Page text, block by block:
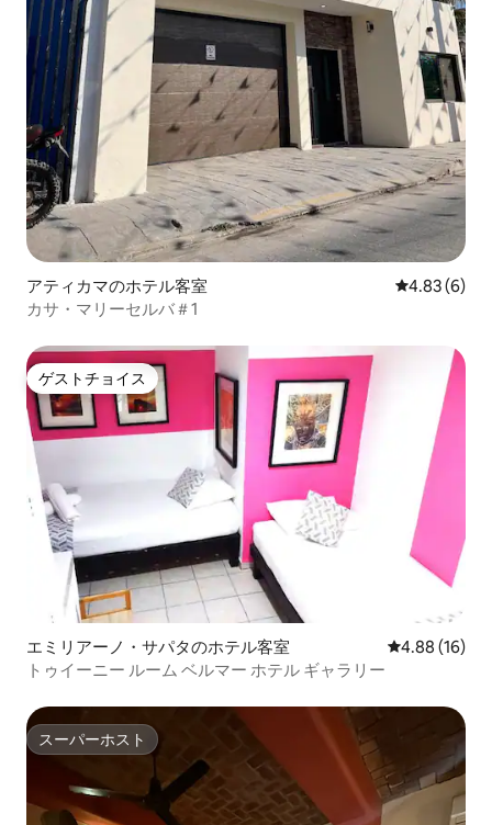
アティカマのホテル客室 レビュー6
4.83 (6)
カサ・マリーセルバ＃1
ゲストチョイス
ゲストチョイス
エミリアーノ・サパタのホテル客室 レビュー16
4.88 (16)
トゥイーニー ルーム ベルマー ホテル ギャラリー
スーパーホスト
スーパーホスト